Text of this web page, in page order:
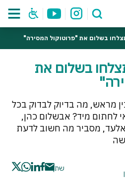
תצלחו בשלום את "פרוטוקול המסירה"
בשלום את
מראש, מה בדיוק לבדוק בכל
לחתום מיד? אבשלום כהן,
אלעד, מסביר מה חשוב לדעת
שתף